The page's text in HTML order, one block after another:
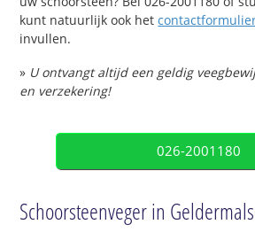
kunt natuurlijk ook het
invullen.
» U ontvangt altijd een geldig
en verzekering!
026-2001180
Schoorsteenveger in